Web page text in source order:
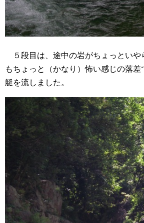
５段目は、途中の岩がちょっといや
もちょっと（かなり）怖い感じの落
艇を流しました。